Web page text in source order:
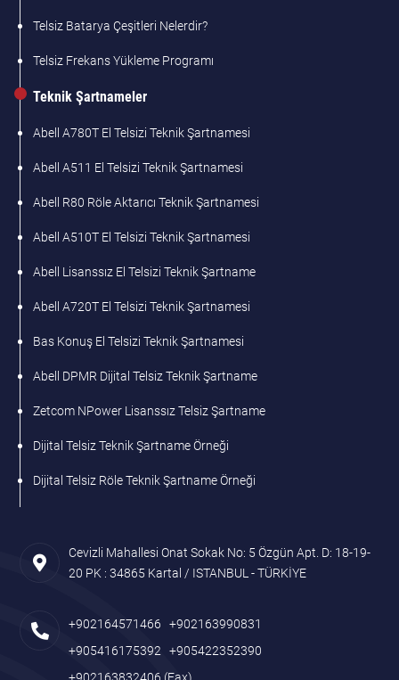
Telsiz Batarya Çeşitleri Nelerdir?
Telsiz Frekans Yükleme Programı
Teknik Şartnameler
Abell A780T El Telsizi Teknik Şartnamesi
Abell A511 El Telsizi Teknik Şartnamesi
Abell R80 Röle Aktarıcı Teknik Şartnamesi
Abell A510T El Telsizi Teknik Şartnamesi
Abell Lisanssız El Telsizi Teknik Şartname
Abell A720T El Telsizi Teknik Şartnamesi
Bas Konuş El Telsizi Teknik Şartnamesi
Abell DPMR Dijital Telsiz Teknik Şartname
Zetcom NPower Lisanssız Telsiz Şartname
Dijital Telsiz Teknik Şartname Örneği
Dijital Telsiz Röle Teknik Şartname Örneği
Cevizli Mahallesi Onat Sokak No: 5 Özgün Apt. D: 18-19-
20 PK : 34865 Kartal / ISTANBUL - TÜRKİYE
+902164571466
+902163990831
+905416175392
+905422352390